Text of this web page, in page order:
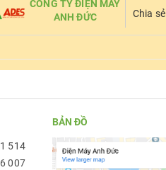
CÔNG TY ĐIỆN MÁY
ANH ĐỨC
Chia sẻ
514
007
BẢN ĐỒ